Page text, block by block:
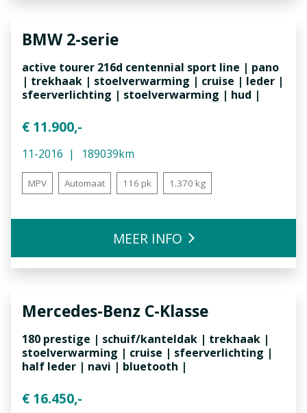
BMW2-serie
active tourer 216d centennial sport line | pano
| trekhaak | stoelverwarming | cruise | leder |
sfeerverlichting | stoelverwarming | hud |
€ 11.900,-
11-2016 189039km
MPV Automaat 116 pk 1.370 kg
MEER INFO
Mercedes-Benz C-Klasse
180 prestige | schuif/kanteldak | trekhaak |
stoelverwarming | cruise | sfeerverlichting |
half leder | navi | bluetooth |
€ 16.450,-